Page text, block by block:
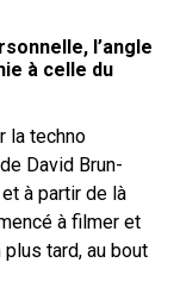
l’angle
à celle du
la techno
David Brun-
et à partir de là
à filmer et
tard, au bout